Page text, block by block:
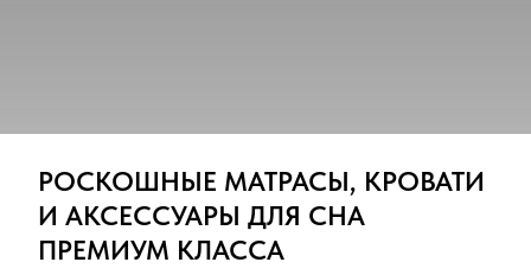
РОСКОШНЫЕ МАТРАСЫ, КРОВАТИ
И АКСЕССУАРЫ ДЛЯ СНА
ПРЕМИУМ КЛАССА